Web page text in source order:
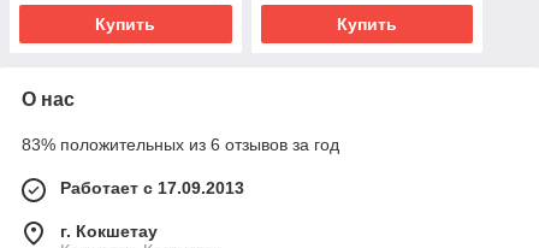
Купить Купить
О нас
83% положительных из 6 отзывов за год
Работает с 17.09.2013
г. Кокшетау